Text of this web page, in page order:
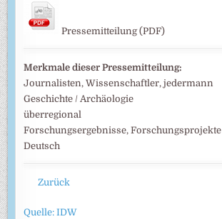
Pressemitteilung (PDF)
Merkmale dieser Pressemitteilung:
Journalisten, Wissenschaftler, jedermann
Geschichte / Archäologie
überregional
Forschungsergebnisse, Forschungsprojekte
Deutsch
Zurück
Quelle: IDW